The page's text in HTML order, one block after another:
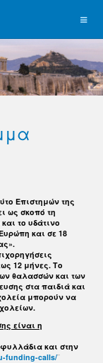
Επιστημών της
ως σκοπό τη
το υδάτινο
και σε 18
12 μήνες. Το
θαλασσών και των
στα παιδιά και
μπορούν να
είναι η
και στην
funding-calls/¨